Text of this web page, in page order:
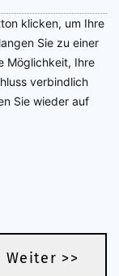
klicken, um Ihre
Sie zu einer
Möglichkeit, Ihre
verbindlich
Sie wieder auf
Weiter >>